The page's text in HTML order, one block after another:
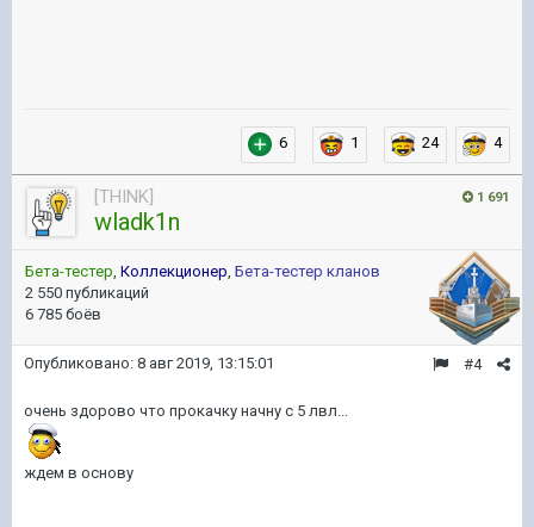
6 1 24 4
1 691
[THINK]
wladk1n
Бета-тестер, Коллекционер, Бета-тестер кланов
2 550 публикаций
6 785 боёв
#4
Опубликовано: 8 авг 2019, 13:15:01
очень здорово что прокачку начну с 5 лвл...
ждем в основу